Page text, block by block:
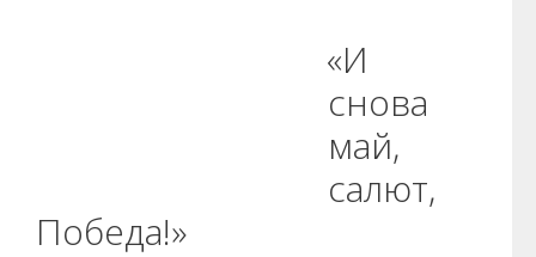
«И
снова
май,
салют,
Победа!»